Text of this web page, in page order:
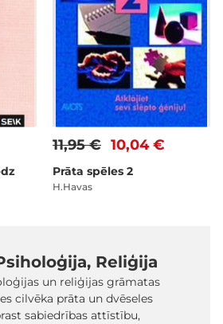
10,04 €
11,95 €
Prāta spēles 2
H.Havas
Reliģija
un reliģijas grāmatas
cilvēka prāta un dvēseles
sabiedrības attīstību,